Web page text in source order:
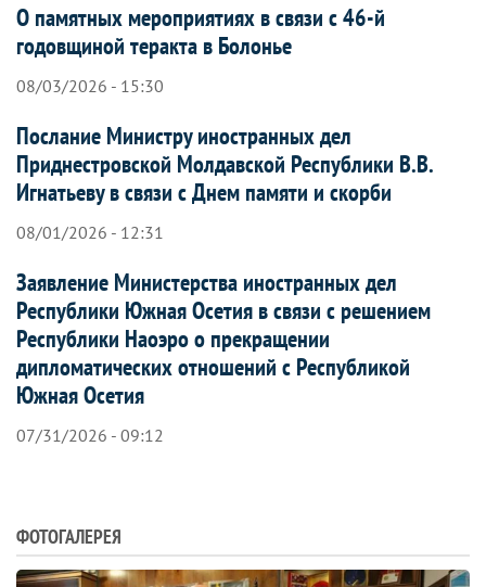
О памятных мероприятиях в связи с 46-й
годовщиной теракта в Болонье
08/03/2026 - 15:30
Послание Министру иностранных дел
Приднестровской Молдавской Республики В.В.
Игнатьеву в связи с Днем памяти и скорби
08/01/2026 - 12:31
Заявление Министерства иностранных дел
Республики Южная Осетия в связи с решением
Республики Наоэро о прекращении
дипломатических отношений с Республикой
Южная Осетия
07/31/2026 - 09:12
ФОТОГАЛЕРЕЯ